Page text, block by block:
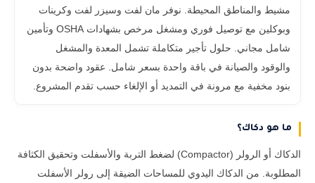
مشيط والمناطق المحيطة. نوفر مان لفت وسيزر لفت وكرينات
وبوكلين مع توصيل فوري ومشغل مرخص بشهادات OSHA وتأمين
شامل مجاني. حلول تأجير متكاملة تشمل المعدة والمشغل
والوقود والصيانة في باقة واحدة بسعر شامل. عقود واضحة بدون
بنود مخفية مع مرونة في التمديد أو الإلغاء حسب تقدم المشروع.
ما هو دكاك؟
الدكاك أو الرولر (Compactor) لضغط التربة والأسفلت وتحقيق الكثافة
المطلوبة. من الدكاك اليدوي للمساحات الضيقة إلى رولر الأسفلت